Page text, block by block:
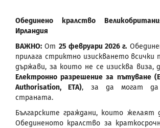
Обединено кралство
Ирландия
ВАЖНО: От 25 февруари 2026 г.
прилага стриктно изискването
държави, за които не се изисква виза,
Електронно разрешение за пътуване
Authorisation, ETA), за да могат
страната.
Българските граждани, които
Обединеното кралство за